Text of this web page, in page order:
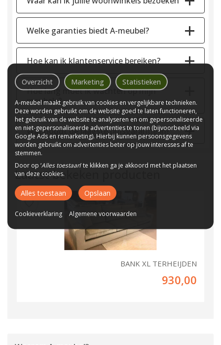
Welke garanties biedt A-meubel?
Hoe kan ik klantenservice bereiken?
Hoe lang moet ik wachten op mijn
meubels?
Wat houdt de laagste prijsgarantie in?
Laatst bekeken producten
BANK XL TERHEIJDEN
930,00
Overzicht Marketing Statistieken
A-meubel maakt gebruik van cookies en vergelijkbare technieken.
Deze worden gebruikt om de website goed te laten functioneren,
het gebruik van de website te analyseren en om gepersonaliseerde
en niet-gepersonaliseerde advertenties te tonen (bijvoorbeeld via
Google Ads en remarketing). Hierbij kunnen persoonsgegevens
worden gebruikt om advertenties beter op jouw interesses af te
stemmen.
Door op ‘Alles toestaan’ te klikken ga je akkoord met het plaatsen
van deze cookies.
Alles toestaan Opslaan
Cookieverklaring Algemene voorwaarden